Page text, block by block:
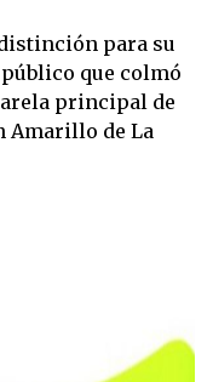
para su
que colmó
principal de
Amarillo de La